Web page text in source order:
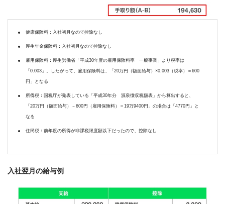
健康保険料：入社初月なので控除なし
厚生年金保険料：入社初月なので控除なし
雇用保険料：厚生労働省「平成30年度の雇用保険料率 一般事業」より税率は
「0.003」。したがって、雇用保険料は、「20万円（額面給与）×0.003（税率）＝600
円」となる
所得税：国税庁が発表している「平成30年分 源泉徴収税額表」から算出すると、
「20万円（額面給与）－600円（雇用保険料）＝19万9400円」の場合は「4770円」と
なる
住民税：前年度の所得が非課税限度額以下だったので、控除なし
入社翌月の給与例